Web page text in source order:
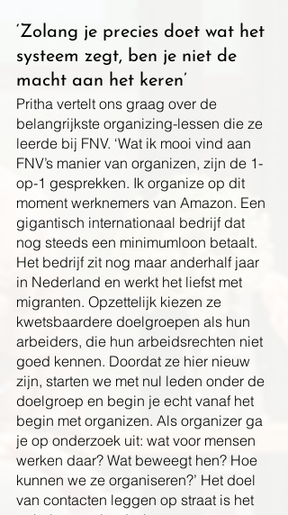
‘Zolang je precies doet wat het
systeem zegt, ben je niet de
macht aan het keren’
Pritha vertelt ons graag over de
belangrijkste organizing-lessen die ze
leerde bij FNV. ‘Wat ik mooi vind aan
FNV’s manier van organizen, zijn de 1-
op-1 gesprekken. Ik organize op dit
moment werknemers van Amazon. Een
gigantisch internationaal bedrijf dat
nog steeds een minimumloon betaalt.
Het bedrijf zit nog maar anderhalf jaar
in Nederland en werkt het liefst met
migranten. Opzettelijk kiezen ze
kwetsbaardere doelgroepen als hun
arbeiders, die hun arbeidsrechten niet
goed kennen. Doordat ze hier nieuw
zijn, starten we met nul leden onder de
doelgroep en begin je echt vanaf het
begin met organizen. Als organizer ga
je op onderzoek uit: wat voor mensen
werken daar? Wat beweegt hen? Hoe
kunnen we ze organiseren?’ Het doel
van contacten leggen op straat is het